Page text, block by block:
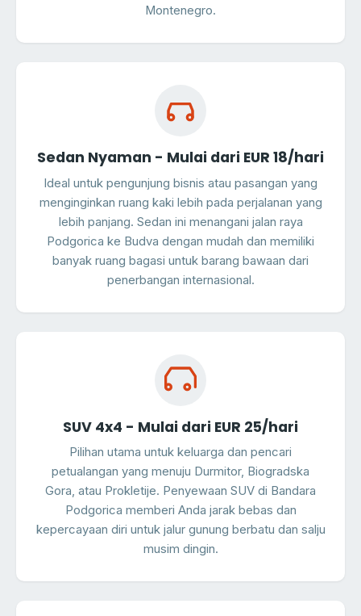
Montenegro.
Sedan Nyaman - Mulai dari EUR 18/hari
Ideal untuk pengunjung bisnis atau pasangan yang
menginginkan ruang kaki lebih pada perjalanan yang
lebih panjang. Sedan ini menangani jalan raya
Podgorica ke Budva dengan mudah dan memiliki
banyak ruang bagasi untuk barang bawaan dari
penerbangan internasional.
SUV 4x4 - Mulai dari EUR 25/hari
Pilihan utama untuk keluarga dan pencari
petualangan yang menuju Durmitor, Biogradska
Gora, atau Prokletije. Penyewaan SUV di Bandara
Podgorica memberi Anda jarak bebas dan
kepercayaan diri untuk jalur gunung berbatu dan salju
musim dingin.